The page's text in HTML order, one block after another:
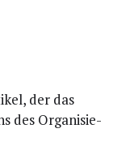
der das
des Orga­ni­sie­